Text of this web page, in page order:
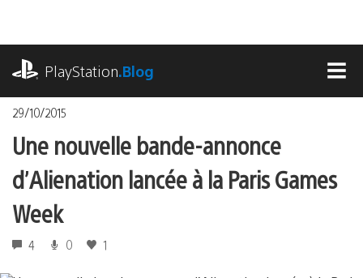
contenu
PlayStation.Blog
29/10/2015
Une nouvelle bande-annonce
d’Alienation lancée à la Paris Games
Week
4 0 1